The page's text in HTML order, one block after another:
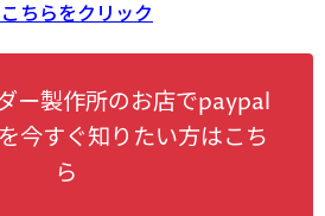
ちらをクリック
ー製作所のお店でpaypal
今すぐ知りたい方はこち
ら